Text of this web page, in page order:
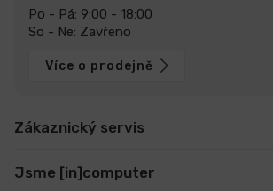
Po - Pá: 9:00 - 18:00
So - Ne: Zavřeno
Více o prodejně
Zákaznický servis
Jsme [in]computer